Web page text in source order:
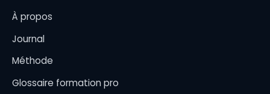
À propos
Journal
Méthode
Glossaire formation pro